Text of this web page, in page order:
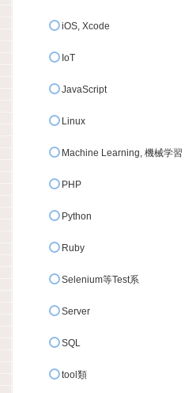
iOS, Xcode
IoT
JavaScript
Linux
Machine Learning, 機械学習
PHP
Python
Ruby
Selenium等Test系
Server
SQL
tool類